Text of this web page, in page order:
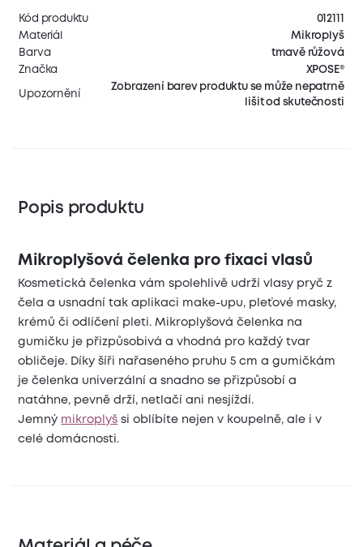
Kód produktu
012111
Materiál
Mikroplyš
Barva
tmavě růžová
Značka
XPOSE®
Upozornění
Zobrazení barev produktu se může nepatrně
lišit od skutečnosti
Popis produktu
Mikroplyšová čelenka pro fixaci vlasů
Kosmetická čelenka vám spolehlivě udrží vlasy pryč z
čela a usnadní tak aplikaci make-upu, pleťové masky,
krémů či odlíčení pleti. Mikroplyšová čelenka na
gumičku je přizpůsobivá a vhodná pro každý tvar
obličeje. Díky šíři nařaseného pruhu 5 cm a gumičkám
je čelenka univerzální a snadno se přizpůsobí a
natáhne, pevně drží, netlačí ani nesjíždí.
Jemný mikroplyš si oblíbíte nejen v koupelně, ale i v
celé domácnosti.